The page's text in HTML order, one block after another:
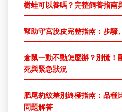
樹蛙可以養嗎？完整飼養指南
幫助守宮脫皮完整指南：步驟
倉鼠一動不動怎麼辦？別慌！
死與緊急狀況
肥尾豹紋差別終極指南：品種
問題解答